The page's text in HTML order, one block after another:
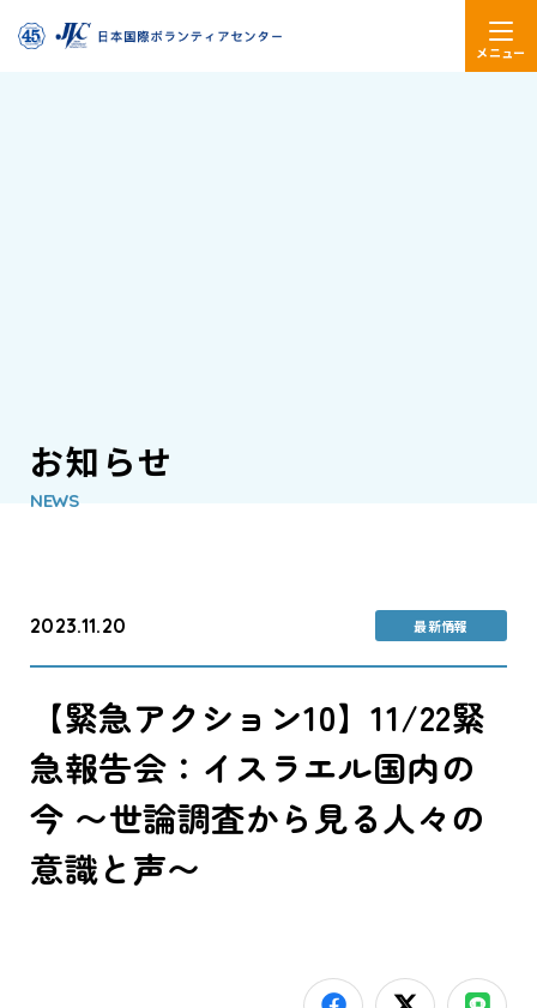
メニュー
お知らせ
NEWS
2023.11.20 最新情報
【緊急アクション10】11/22緊
急報告会：イスラエル国内の
今 〜世論調査から見る人々の
意識と声〜